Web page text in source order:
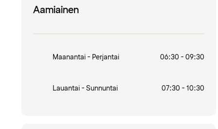
Aamiainen
Maanantai - Perjantai 06:30 - 09:30
Lauantai - Sunnuntai 07:30 - 10:30